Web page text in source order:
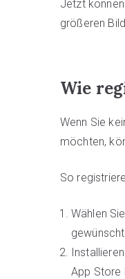
Jetzt
größeren
Wie
Wenn Sie
möchten,
So
Wählen
App Store